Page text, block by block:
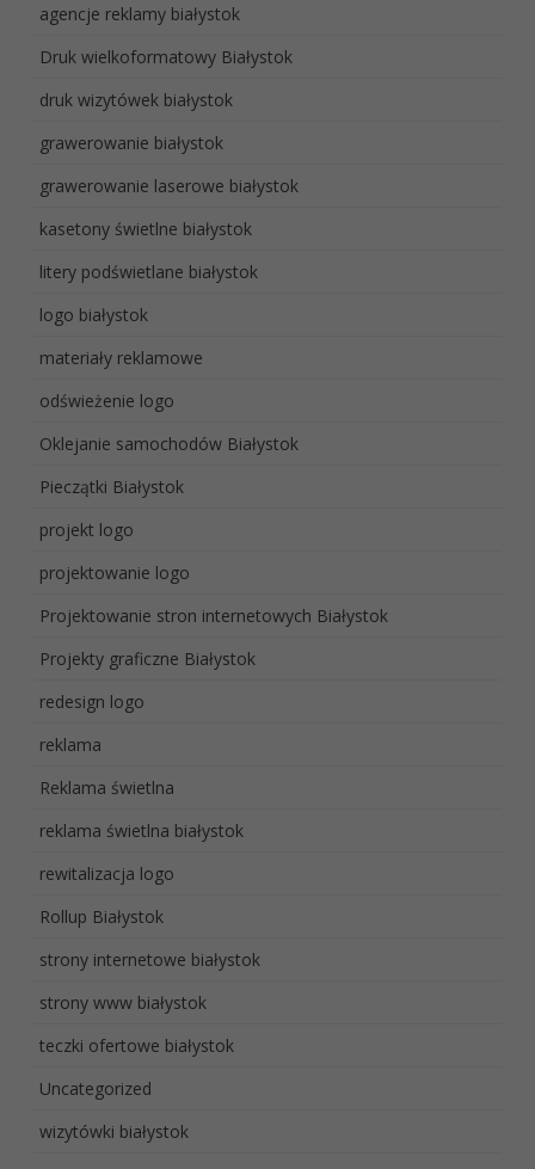
agencje reklamy białystok
Druk wielkoformatowy Białystok
druk wizytówek białystok
grawerowanie białystok
grawerowanie laserowe białystok
kasetony świetlne białystok
litery podświetlane białystok
logo białystok
materiały reklamowe
odświeżenie logo
Oklejanie samochodów Białystok
Pieczątki Białystok
projekt logo
projektowanie logo
Projektowanie stron internetowych Białystok
Projekty graficzne Białystok
redesign logo
reklama
Reklama świetlna
reklama świetlna białystok
rewitalizacja logo
Rollup Białystok
strony internetowe białystok
strony www białystok
teczki ofertowe białystok
Uncategorized
wizytówki białystok